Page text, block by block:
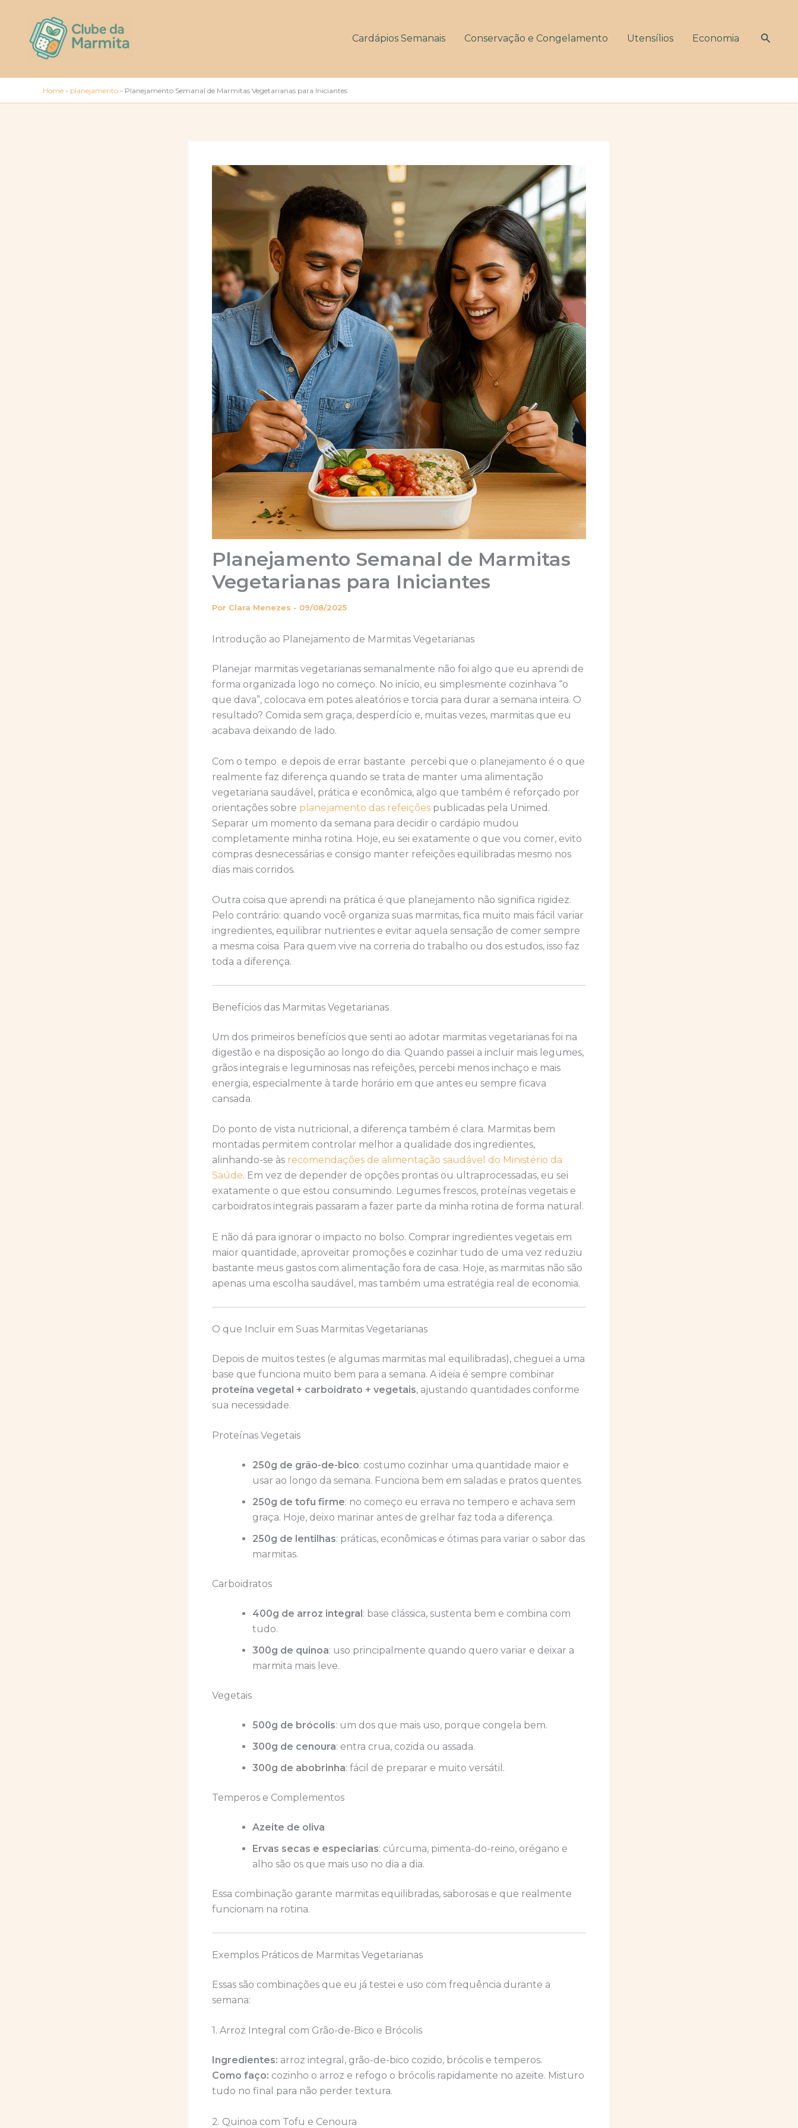
conteúdo
Cardápios Semanais Conservação e Congelamento Utensílios Economia
Home - planejamento - Planejamento Semanal de Marmitas Vegetarianas para Iniciantes
Planejamento Semanal de Marmitas
Vegetarianas para Iniciantes
Por Clara Menezes - 09/08/2025
Introdução ao Planejamento de Marmitas Vegetarianas
Planejar marmitas vegetarianas semanalmente não foi algo que eu aprendi de
forma organizada logo no começo. No início, eu simplesmente cozinhava “o
que dava”, colocava em potes aleatórios e torcia para durar a semana inteira. O
resultado? Comida sem graça, desperdício e, muitas vezes, marmitas que eu
acabava deixando de lado.
Com o tempo e depois de errar bastante percebi que o planejamento é o que
realmente faz diferença quando se trata de manter uma alimentação
vegetariana saudável, prática e econômica, algo que também é reforçado por
orientações sobre planejamento das refeições publicadas pela Unimed.
Separar um momento da semana para decidir o cardápio mudou
completamente minha rotina. Hoje, eu sei exatamente o que vou comer, evito
compras desnecessárias e consigo manter refeições equilibradas mesmo nos
dias mais corridos.
Outra coisa que aprendi na prática é que planejamento não significa rigidez.
Pelo contrário: quando você organiza suas marmitas, fica muito mais fácil variar
ingredientes, equilibrar nutrientes e evitar aquela sensação de comer sempre
a mesma coisa. Para quem vive na correria do trabalho ou dos estudos, isso faz
toda a diferença.
Benefícios das Marmitas Vegetarianas
Um dos primeiros benefícios que senti ao adotar marmitas vegetarianas foi na
digestão e na disposição ao longo do dia. Quando passei a incluir mais legumes,
grãos integrais e leguminosas nas refeições, percebi menos inchaço e mais
energia, especialmente à tarde horário em que antes eu sempre ficava
cansada.
Do ponto de vista nutricional, a diferença também é clara. Marmitas bem
montadas permitem controlar melhor a qualidade dos ingredientes,
alinhando-se às recomendações de alimentação saudável do Ministério da
Saúde. Em vez de depender de opções prontas ou ultraprocessadas, eu sei
exatamente o que estou consumindo. Legumes frescos, proteínas vegetais e
carboidratos integrais passaram a fazer parte da minha rotina de forma natural.
E não dá para ignorar o impacto no bolso. Comprar ingredientes vegetais em
maior quantidade, aproveitar promoções e cozinhar tudo de uma vez reduziu
bastante meus gastos com alimentação fora de casa. Hoje, as marmitas não são
apenas uma escolha saudável, mas também uma estratégia real de economia.
O que Incluir em Suas Marmitas Vegetarianas
Depois de muitos testes (e algumas marmitas mal equilibradas), cheguei a uma
base que funciona muito bem para a semana. A ideia é sempre combinar
proteína vegetal + carboidrato + vegetais, ajustando quantidades conforme
sua necessidade.
Proteínas Vegetais
250g de grão-de-bico: costumo cozinhar uma quantidade maior e
usar ao longo da semana. Funciona bem em saladas e pratos quentes.
250g de tofu firme: no começo eu errava no tempero e achava sem
graça. Hoje, deixo marinar antes de grelhar faz toda a diferença.
250g de lentilhas: práticas, econômicas e ótimas para variar o sabor das
marmitas.
Carboidratos
400g de arroz integral : base clássica, sustenta bem e combina com
tudo.
300g de quinoa: uso principalmente quando quero variar e deixar a
marmita mais leve.
Vegetais
500g de brócolis: um dos que mais uso, porque congela bem.
300g de cenoura: entra crua, cozida ou assada.
300g de abobrinha: fácil de preparar e muito versátil.
Temperos e Complementos
Azeite de oliva
Ervas secas e especiarias: cúrcuma, pimenta-do-reino, orégano e
alho são os que mais uso no dia a dia.
Essa combinação garante marmitas equilibradas, saborosas e que realmente
funcionam na rotina.
Exemplos Práticos de Marmitas Vegetarianas
Essas são combinações que eu já testei e uso com frequência durante a
semana:
1. Arroz Integral com Grão-de-Bico e Brócolis
Ingredientes: arroz integral, grão-de-bico cozido, brócolis e temperos.
Como faço: cozinho o arroz e refogo o brócolis rapidamente no azeite. Misturo
tudo no final para não perder textura.
2. Quinoa com Tofu e Cenoura